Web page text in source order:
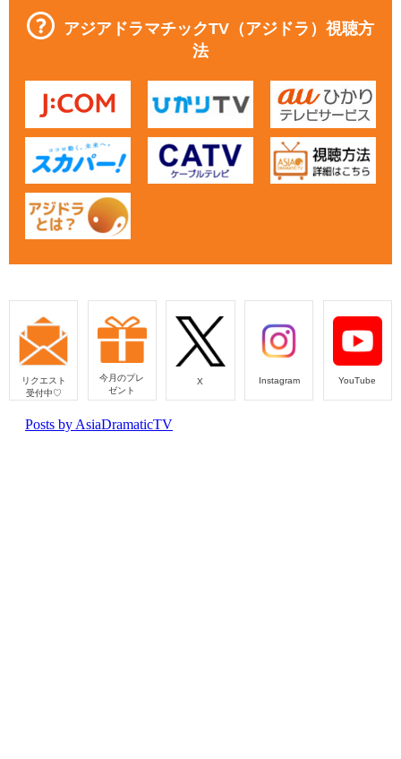
アジアドラマチックTV（アジドラ）視聴方
法
リクエスト
受付中♡
今月のプレ
ゼント
X Instagram YouTube